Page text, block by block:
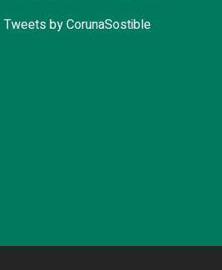
Tweets by CorunaSostible